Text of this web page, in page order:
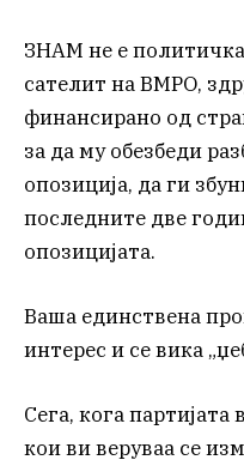
ЗНАМ не е
сателит на ВМРО,
финансирано од
за да му обезбеди
опозиција, да ги
последните две
опозицијата.
Ваша единствена
интерес и се вика
Сега, кога партијата
кои ви веруваа се